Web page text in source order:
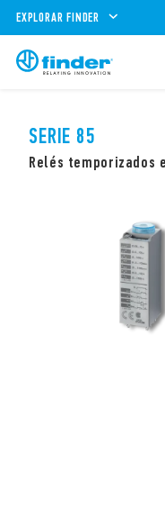
EXPLORAR FINDER
SERIE 85
Relés temporizados